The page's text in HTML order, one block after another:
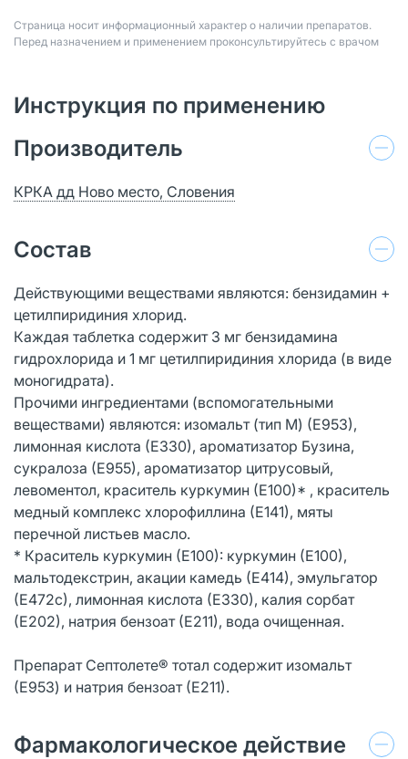
Страница носит информационный характер о наличии препаратов.
Перед назначением и применением проконсультируйтесь с врачом
Инструкция по применению
Производитель
КРКА дд Ново место, Словения
Состав
Действующими веществами являются: бензидамин +
цетилпиридиния хлорид.
Каждая таблетка содержит 3 мг бензидамина
гидрохлорида и 1 мг цетилпиридиния хлорида (в виде
моногидрата).
Прочими ингредиентами (вспомогательными
веществами) являются: изомальт (тип М) (Е953),
лимонная кислота (Е330), ароматизатор Бузина,
сукралоза (Е955), ароматизатор цитрусовый,
левоментол, краситель куркумин (Е100)* , краситель
медный комплекс хлорофиллина (Е141), мяты
перечной листьев масло.
* Краситель куркумин (Е100): куркумин (Е100),
мальтодекстрин, акации камедь (Е414), эмульгатор
(Е472с), лимонная кислота (Е330), калия сорбат
(Е202), натрия бензоат (Е211), вода очищенная.
Препарат Септолете® тотал содержит изомальт
(Е953) и натрия бензоат (Е211).
Фармакологическое действие